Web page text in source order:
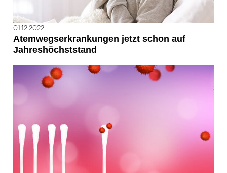
01.12.2022
Atemwegserkrankungen jetzt schon auf
Jahreshöchststand